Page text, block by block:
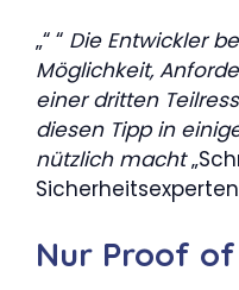
„“ “ Die Entwickler
Möglichkeit,
einer dritten
diesen Tipp in
nützlich macht
Nur Proof